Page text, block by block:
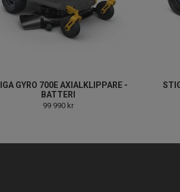
GYRO 700E AXIALKLIPPARE -
BATTERI
99 990 kr